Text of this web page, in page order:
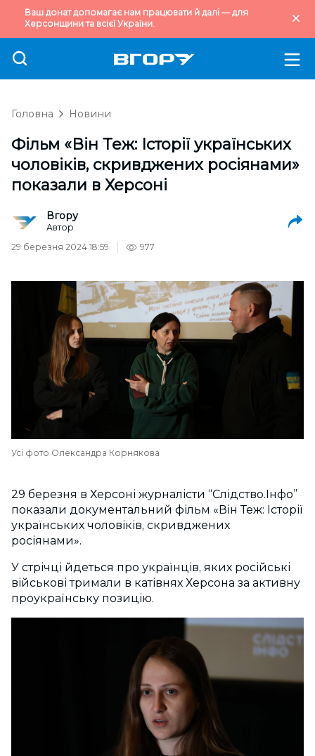
Ваш донат допомагає нам працювати й далі — для
Херсонщини та всієї України.
Головна Новини
Фільм «Він Теж: Історії українських
чоловіків, скривджених росіянами»
показали в Херсоні
Вгору
Автор
29 березня 2024 18:59
977
Усі фото Олександра Корнякова
29 березня в Херсоні журналісти “Слідство.Інфо”
показали документальний фільм «Він Теж: Історії
українських чоловіків, скривджених
росіянами».
У стрічці йдеться про українців, яких російські
військові тримали в катівнях Херсона за активну
проукраїнську позицію.